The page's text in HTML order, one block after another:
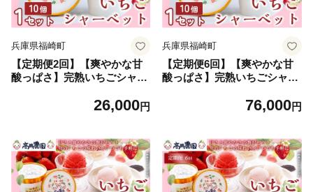
兵庫県福崎町
【定期便2回】【爽やかな甘
酸っぱさ】完熟いちごシャー
ット スイーツ 果物 フルーツ
26,000円
兵庫県福崎町
【定期便6回】【爽やかな甘
酸っぱさ】完熟いちごシャー
ット スイーツ 果物 フルーツ
76,000円